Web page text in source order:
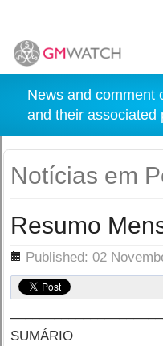
News and comment
and their
Notícias em
Resumo
Published: 02
SUMÁRIO